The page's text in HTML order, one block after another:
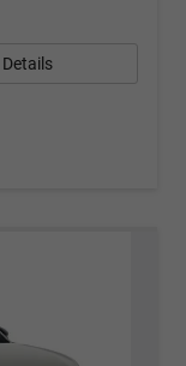
Details